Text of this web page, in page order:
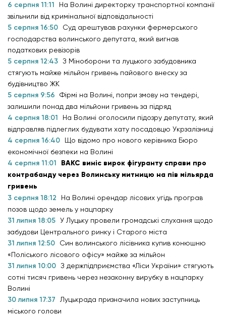
6 серпня 11:11
На Волині директорку транспортної компанії
звільнили від кримінальної відповідальності
5 серпня 16:50
Суд арештував рахунки фермерського
господарства волинського депутата, який вигнав
податкових ревізорів
5 серпня 12:43 З Міноборони та луцького забудовника
стягують майже мільйон гривень пайового внеску за
будівництво ЖК
5 серпня 9:56
Фірмі на Волині, попри змову на тендері,
залишили понад два мільйони гривень за підряд
4 серпня 18:01
На Волині оголосили підозру депутату, який
відправляв підлеглих будувати хату посадовцю Укрзалізниці
4 серпня 16:40
Що відомо про нового керівника Бюро
економічної безпеки на Волині
4 серпня 11:01
ВАКС виніс вирок фігуранту справи про
контрабанду через Волинську митницю на пів мільярда
гривень
3 серпня 18:12
На Волині орендар лісових угідь програв
позов щодо земель у нацпарку
31 липня 18:05 У Луцьку провели громадські слухання щодо
забудови Центрального ринку і Старого міста
31 липня 12:50
Син волинського лісівника купив конюшню
«Поліського лісового офісу» майже за мільйон
31 липня 10:00 З держпідприємства «Ліси України» стягують
сотні тисяч гривень через незаконну вирубку в нацпарку
Волині
30 липня 17:37
Луцькрада призначила нових заступниць
міського голови